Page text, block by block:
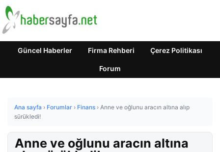
Güncel Haberler Firma Rehberi Çerez Politikası
Forum
Ana sayfa › Forumlar › Finans › Anne ve oğlunu aracın altına alıp
sürükledi!
Anne ve oğlunu aracın altına